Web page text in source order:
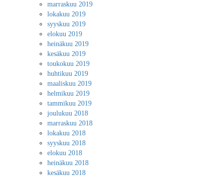
marraskuu 2019
lokakuu 2019
syyskuu 2019
elokuu 2019
heinäkuu 2019
kesäkuu 2019
toukokuu 2019
huhtikuu 2019
maaliskuu 2019
helmikuu 2019
tammikuu 2019
joulukuu 2018
marraskuu 2018
lokakuu 2018
syyskuu 2018
elokuu 2018
heinäkuu 2018
kesäkuu 2018